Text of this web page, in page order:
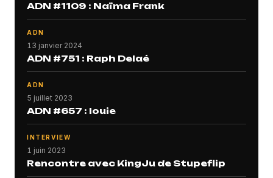
ADN #1109 : Naïma Frank
13 janvier 2024
ADN
ADN #751 : Raph Delaé
5 juillet 2023
ADN
ADN #657 : louie
1 juin 2023
INTERVIEW
Rencontre avec KingJu de Stupeflip